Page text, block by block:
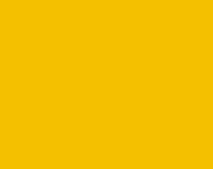
und angemessene
(PM 03)
Forschungsprojekten
Projekt im Bereich